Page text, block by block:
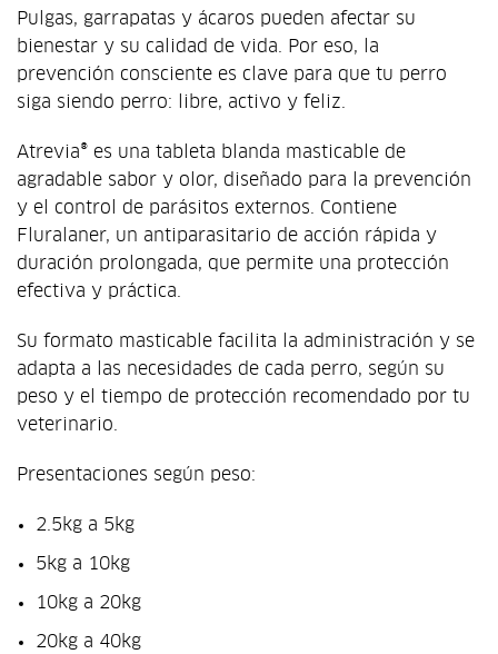
Pulgas, garrapatas y ácaros pueden afectar su
bienestar y su calidad de vida. Por eso, la
prevención consciente es clave para que tu perro
siga siendo perro: libre, activo y feliz.
Atrevia® es una tableta blanda masticable de
agradable sabor y olor, diseñado para la prevención
y el control de parásitos externos. Contiene
Fluralaner, un antiparasitario de acción rápida y
duración prolongada, que permite una protección
efectiva y práctica.
Su formato masticable facilita la administración y se
adapta a las necesidades de cada perro, según su
peso y el tiempo de protección recomendado por tu
veterinario.
Presentaciones según peso:
2.5kg a 5kg
5kg a 10kg
10kg a 20kg
20kg a 40kg